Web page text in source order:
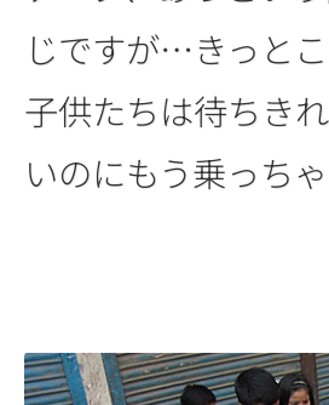
じですが…きっと
子供たちは待ちき
いのにもう乗っち